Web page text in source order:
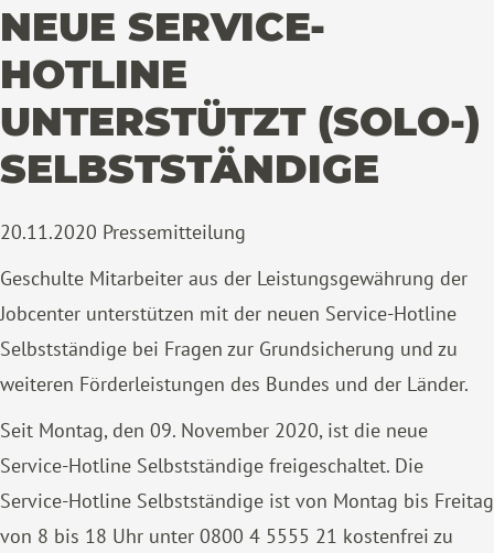
NEUE SERVICE-
HOTLINE
UNTERSTÜTZT (SOLO-)
SELBSTSTÄNDIGE
20.11.2020 Pressemitteilung
Geschulte Mitarbeiter aus der Leistungsgewährung der
Jobcenter unterstützen mit der neuen Service-Hotline
Selbstständige bei Fragen zur Grundsicherung und zu
weiteren Förderleistungen des Bundes und der Länder.
Seit Montag, den 09. November 2020, ist die neue
Service-Hotline Selbstständige freigeschaltet. Die
Service-Hotline Selbstständige ist von Montag bis Freitag
von 8 bis 18 Uhr unter 0800 4 5555 21 kostenfrei zu